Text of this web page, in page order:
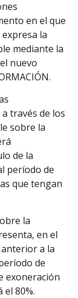
en el que
la
mediante la
nuevo
través de los
sobre la
de la
período de
que tengan
la
en el
a la
de
exoneración
80%.